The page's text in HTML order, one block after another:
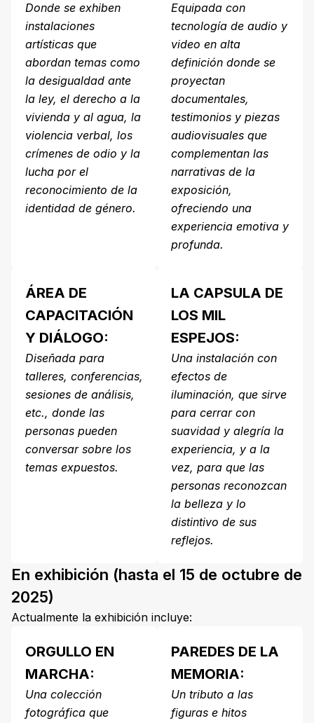
Donde se exhiben
instalaciones
artísticas que
abordan temas como
la desigualdad ante
la ley, el derecho a la
vivienda y al agua, la
violencia verbal, los
crímenes de odio y la
lucha por el
reconocimiento de la
identidad de género.
Equipada con
tecnología de audio y
video en alta
definición donde se
proyectan
documentales,
testimonios y piezas
audiovisuales que
complementan las
narrativas de la
exposición,
ofreciendo una
experiencia emotiva y
profunda.
ÁREA DE
CAPACITACIÓN
Y DIÁLOGO:
Diseñada para
talleres, conferencias,
sesiones de análisis,
etc., donde las
personas pueden
conversar sobre los
temas expuestos.
LA CAPSULA DE
LOS MIL
ESPEJOS:
Una instalación con
efectos de
iluminación, que sirve
para cerrar con
suavidad y alegría la
experiencia, y a la
vez, para que las
personas reconozcan
la belleza y lo
distintivo de sus
reflejos.
En exhibición (hasta el 15 de octubre de
2025)
Actualmente la exhibición incluye:
ORGULLO EN
MARCHA:
Una colección
fotográfica que
PAREDES DE LA
MEMORIA:
Un tributo a las
figuras e hitos